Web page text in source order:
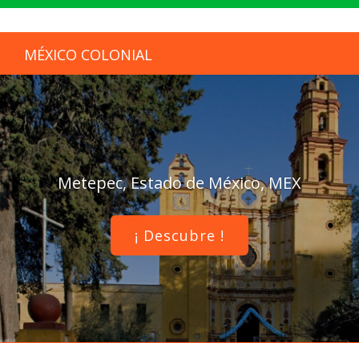
MÉXICO COLONIAL
Metepec, Estado de México, MEX
¡ Descubre !